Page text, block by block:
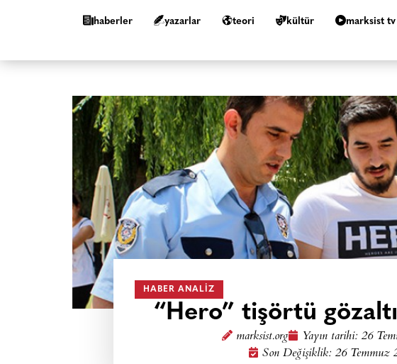
haberler yazarlar teori kültür marksist tv
HABER ANALIZ
“Hero” tişörtü
marksist.org Yayın tarihi: 26
Son Değişiklik: 26 Temmuz